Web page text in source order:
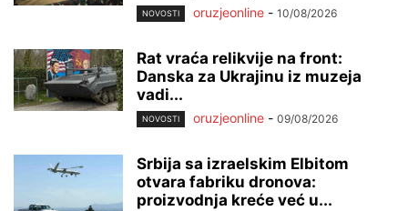
NOVOSTI oruzjeonline - 10/08/2026
Rat vraća relikvije na front:
Danska za Ukrajinu iz muzeja
vadi...
NOVOSTI oruzjeonline - 09/08/2026
Srbija sa izraelskim Elbitom
otvara fabriku dronova:
proizvodnja kreće već u...